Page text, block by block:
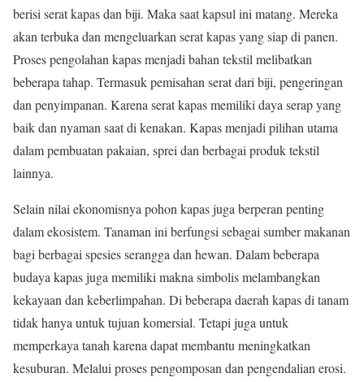
berisi serat kapas dan biji. Maka saat kapsul ini matang. Mereka
akan terbuka dan mengeluarkan serat kapas yang siap di panen.
Proses pengolahan kapas menjadi bahan tekstil melibatkan
beberapa tahap. Termasuk pemisahan serat dari biji, pengeringan
dan penyimpanan. Karena serat kapas memiliki daya serap yang
baik dan nyaman saat di kenakan. Kapas menjadi pilihan utama
dalam pembuatan pakaian, sprei dan berbagai produk tekstil
lainnya.
Selain nilai ekonomisnya pohon kapas juga berperan penting
dalam ekosistem. Tanaman ini berfungsi sebagai sumber makanan
bagi berbagai spesies serangga dan hewan. Dalam beberapa
budaya kapas juga memiliki makna simbolis melambangkan
kekayaan dan keberlimpahan. Di beberapa daerah kapas di tanam
tidak hanya untuk tujuan komersial. Tetapi juga untuk
memperkaya tanah karena dapat membantu meningkatkan
kesuburan. Melalui proses pengomposan dan pengendalian erosi.